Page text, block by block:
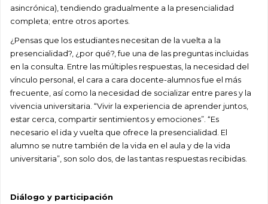
asincrónica), tendiendo gradualmente a la presencialidad
completa; entre otros aportes.
¿Pensas que los estudiantes necesitan de la vuelta a la
presencialidad?, ¿por qué?, fue una de las preguntas incluidas
en la consulta. Entre las múltiples respuestas, la necesidad del
vínculo personal, el cara a cara docente-alumnos fue el más
frecuente, así como la necesidad de socializar entre pares y la
vivencia universitaria. “Vivir la experiencia de aprender juntos,
estar cerca, compartir sentimientos y emociones”. “Es
necesario el ida y vuelta que ofrece la presencialidad. El
alumno se nutre también de la vida en el aula y de la vida
universitaria”, son solo dos, de las tantas respuestas recibidas.
Diálogo y participación